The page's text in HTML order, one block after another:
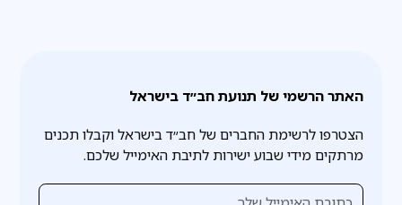
האתר הרשמי של תנועת חב״ד בישראל
הצטרפו לרשימת החברים של חב״ד בישראל וקבלו תכנים
מרתקים מידי שבוע ישירות לתיבת האימייל שלכם.